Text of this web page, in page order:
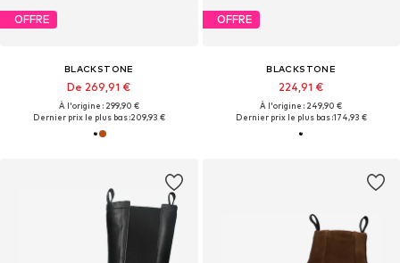
OFFRE
BLACKSTONE
De 269,91 €
À l'origine : 299,90 €
Dernier prix le plus bas :209,93 €
OFFRE
BLACKSTONE
224,91 €
À l'origine : 249,90 €
Dernier prix le plus bas :174,93 €